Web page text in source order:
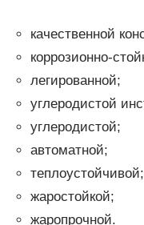
качественной
коррозионно-
легированной;
углеродистой
углеродистой;
автоматной;
теплоустойчивой;
жаростойкой;
жаропрочной.